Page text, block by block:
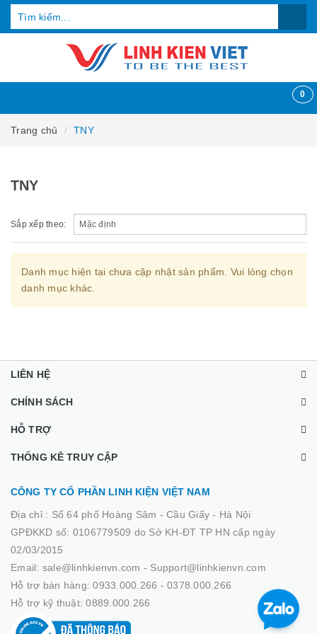
0
Trang chủ TNY
TNY
Sắp xếp theo:
Danh mục hiện tại chưa cập nhật sản phẩm. Vui lòng chọn
danh mục khác.
LIÊN HỆ
CHÍNH SÁCH
HỖ TRỢ
THỐNG KÊ TRUY CẬP
CÔNG TY CỔ PHẦN LINH KIỆN VIỆT NAM
Địa chỉ : Số 64 phố Hoàng Sâm - Cầu Giấy - Hà Nội
GPĐKKD số: 0106779509 do Sở KH-ĐT TP HN cấp ngày
02/03/2015
Email: sale@linhkienvn.com - Support@linhkienvn.com
Hỗ trợ bán hàng: 0933.000.266 - 0378.000.266
Hỗ trợ kỹ thuật: 0889.000.266